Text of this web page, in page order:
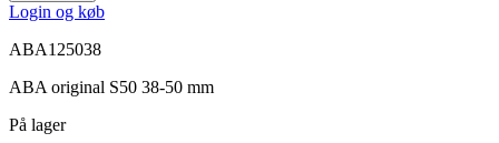
Login og køb
ABA125038
ABA original S50 38-50 mm
På lager